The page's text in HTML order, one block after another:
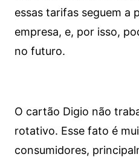
essas tarifas seguem a
empresa, e, por isso,
no futuro.
O cartão Digio não
rotativo. Esse fato é
consumidores,